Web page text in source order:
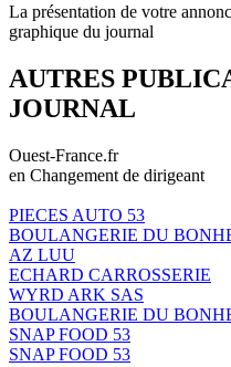
La présentation de votre
graphique du journal
AUTRES
JOURNAL
Ouest-France.fr
en Changement de dirigeant
PIECES AUTO 53
BOULANGERIE DU
AZ LUU
ECHARD CARROSSERIE
WYRD ARK SAS
BOULANGERIE DU
SNAP FOOD 53
SNAP FOOD 53